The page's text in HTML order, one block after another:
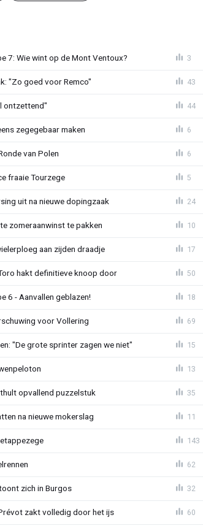
7: Wie wint op de Mont Ventoux? 3
"Zo goed voor Remco" 43
ontzettend" 44
zegegebaar maken 6
van Polen 6
fraaie Tourzege 5
uit na nieuwe dopingzaak 24
zomeraanwinst te pakken 10
aan zijden draadje 17
hakt definitieve knoop door 50
6 - Aanvallen geblazen! 18
voor Vollering 69
"De grote sprinter zagen we niet" 15
13
opvallend puzzelstuk 35
na nieuwe mokerslag 11
143
62
zich in Burgos 32
zakt volledig door het ijs 60